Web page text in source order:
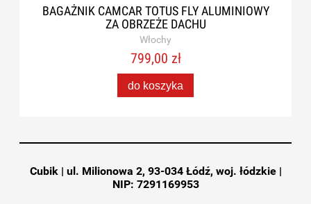
BAGAŻNIK CAMCAR TOTUS FLY ALUMINIOWY
ZA OBRZEŻE DACHU
Włochy
799,00 zł
do koszyka
Cubik | ul. Milionowa 2, 93-034 Łódź, woj. łódzkie |
NIP: 7291169953